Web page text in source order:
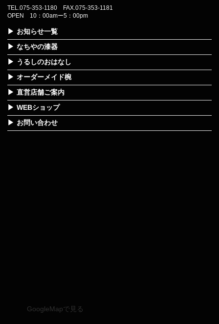
TEL.075-353-1180 FAX.075-353-1181
OPEN 10：00amー5：00pm
お知らせ一覧
なちやの漆器
うるしのおはなし
オーダーメイド椀
直営店舗ご案内
WEBショップ
お問い合わせ
GoogleMapで見る